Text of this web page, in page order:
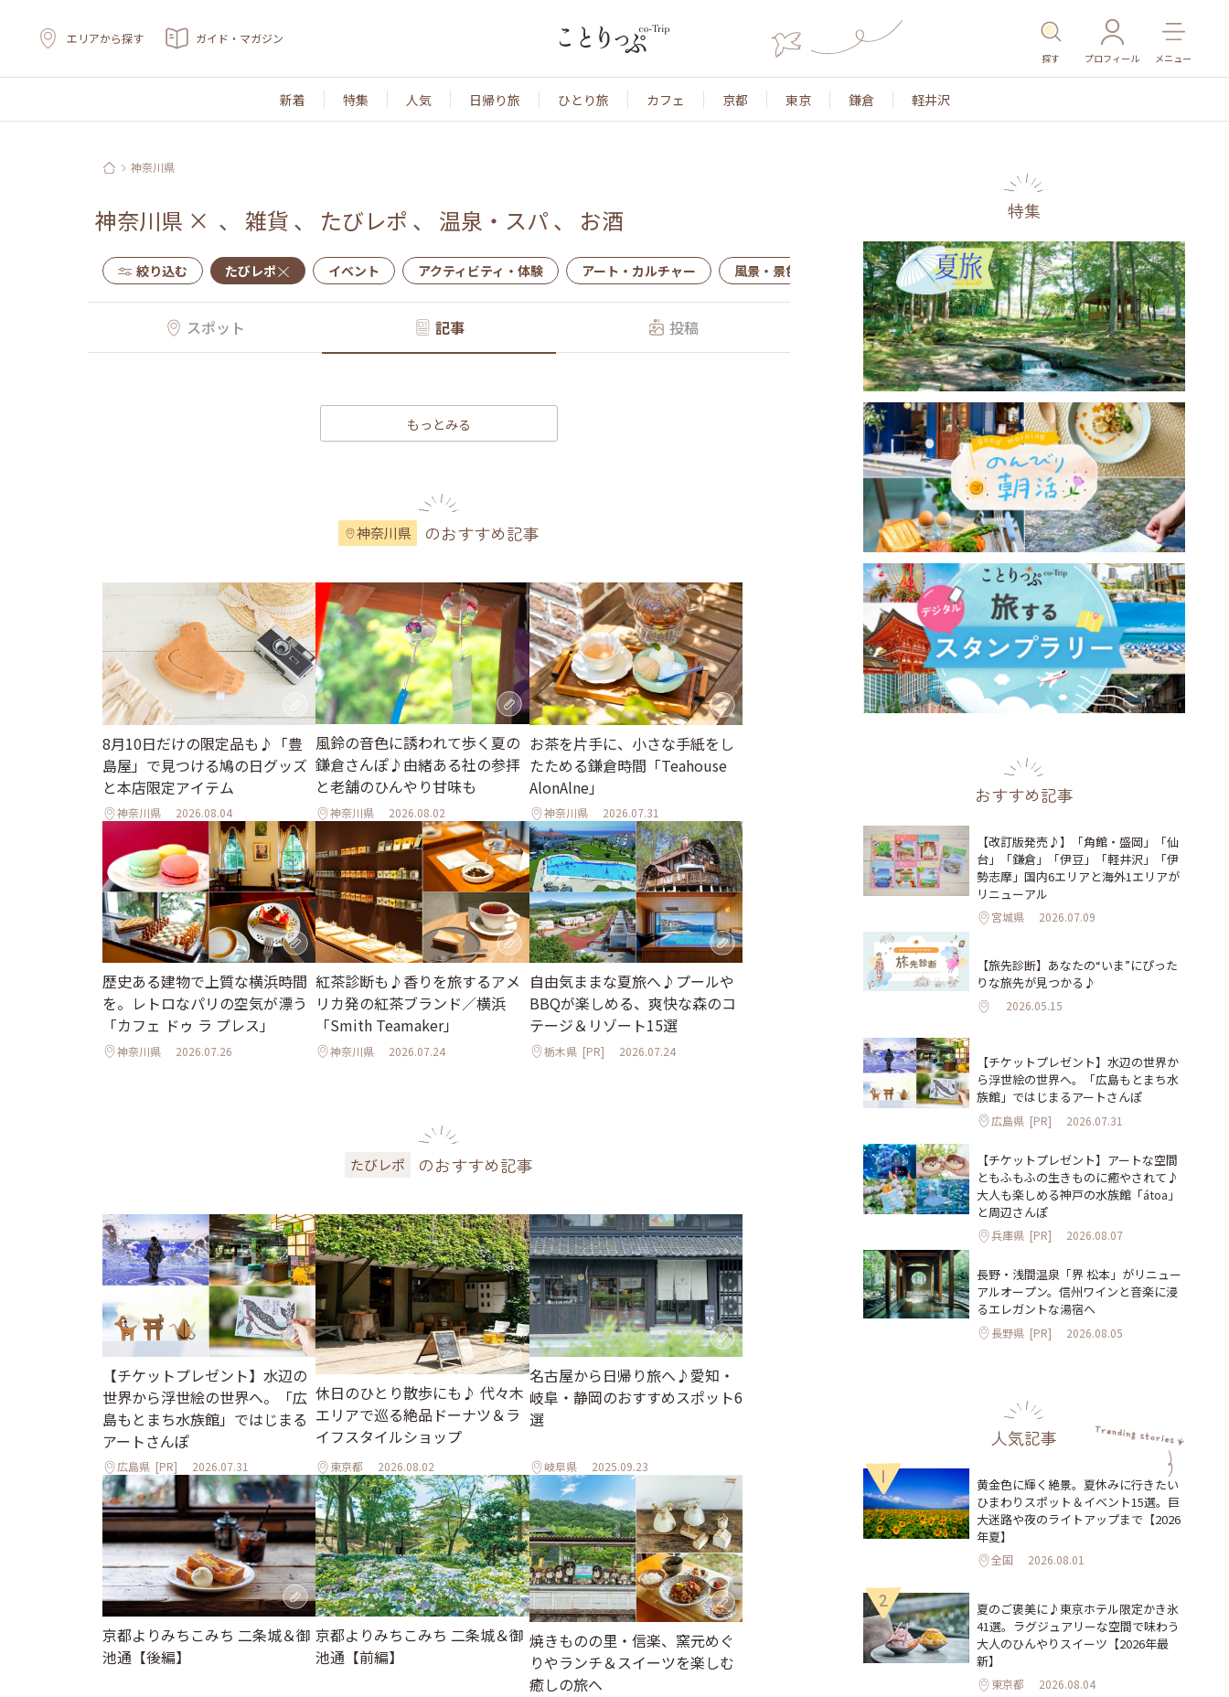
エリアから探す ガイド・マガジン
探す プロフィール メニュー
新着 特集 人気 日帰り旅 ひとり旅 カフェ 京都 東京 鎌倉 軽井沢
神奈川県
神奈川県 × 、 雑貨 、 たびレポ 、 温泉・スパ 、 お酒
絞り込む たびレポ イベント アクティビティ・体験 アート・カルチャー 風景・景色 名所・旧跡 温泉・スパ その他施設 ごはん
スポット 記事 投稿
もっとみる
神奈川県 のおすすめ記事
8月10日だけの限定品も♪「豊
島屋」で見つける鳩の日グッズ
と本店限定アイテム
神奈川県 2026.08.04
風鈴の音色に誘われて歩く夏の
鎌倉さんぽ♪由緒ある社の参拝
と老舗のひんやり甘味も
神奈川県 2026.08.02
お茶を片手に、小さな手紙をし
たためる鎌倉時間「Teahouse
AlonAlne」
神奈川県 2026.07.31
歴史ある建物で上質な横浜時間
を。レトロなパリの空気が漂う
「カフェ ドゥ ラ プレス」
神奈川県 2026.07.26
紅茶診断も♪香りを旅するアメ
リカ発の紅茶ブランド／横浜
「Smith Teamaker」
神奈川県 2026.07.24
自由気ままな夏旅へ♪プールや
BBQが楽しめる、爽快な森のコ
テージ＆リゾート15選
栃木県[PR] 2026.07.24
たびレポ のおすすめ記事
【チケットプレゼント】水辺の
世界から浮世絵の世界へ。「広
島もとまち水族館」ではじまる
アートさんぽ
広島県 [PR] 2026.07.31
休日のひとり散歩にも♪ 代々木
エリアで巡る絶品ドーナツ＆ラ
イフスタイルショップ
東京都 2026.08.02
名古屋から日帰り旅へ♪愛知・
岐阜・静岡のおすすめスポット6
選
岐阜県 2025.09.23
京都よりみちこみち 二条城＆御
池通【後編】
京都よりみちこみち 二条城＆御
池通【前編】
焼きものの里・信楽、窯元めぐ
りやランチ＆スイーツを楽しむ
癒しの旅へ
特集
おすすめ記事
【改訂版発売♪】「角館・盛岡」「仙
台」「鎌倉」「伊豆」「軽井沢」「伊
勢志摩」国内6エリアと海外1エリアが
リニューアル
宮城県 2026.07.09
【旅先診断】あなたの“いま”にぴった
りな旅先が見つかる♪
2026.05.15
【チケットプレゼント】水辺の世界か
ら浮世絵の世界へ。「広島もとまち水
族館」ではじまるアートさんぽ
広島県 [PR] 2026.07.31
【チケットプレゼント】アートな空間
ともふもふの生きものに癒やされて♪
大人も楽しめる神戸の水族館「átoa」
と周辺さんぽ
兵庫県 [PR] 2026.08.07
長野・浅間温泉「界 松本」がリニュー
アルオープン。信州ワインと音楽に浸
るエレガントな湯宿へ
長野県 [PR] 2026.08.05
人気記事
1
黄金色に輝く絶景。夏休みに行きたい
ひまわりスポット＆イベント15選。巨
大迷路や夜のライトアップまで【2026
年夏】
全国 2026.08.01
2
夏のご褒美に♪東京ホテル限定かき氷
41選。ラグジュアリーな空間で味わう
大人のひんやりスイーツ【2026年最
新】
東京都 2026.08.04